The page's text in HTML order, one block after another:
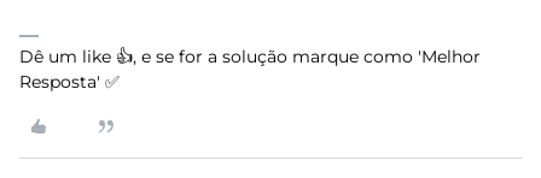
Dê um like 👍, e se for a solução marque como 'Melhor
Resposta' ✅